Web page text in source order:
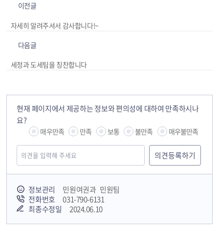
이전글
자세히 알려주셔서 감사합니다!~
다음글
세정과 도세팀을 칭찬합니다
현재 페이지에서 제공하는 정보와 편의성에 대하여 만족하시나
요?
매우만족 만족 보통 불만족 매우불만족
정보관리
민원여권과 민원팀
전화번호
031-790-6131
최종수정일
2024.06.10